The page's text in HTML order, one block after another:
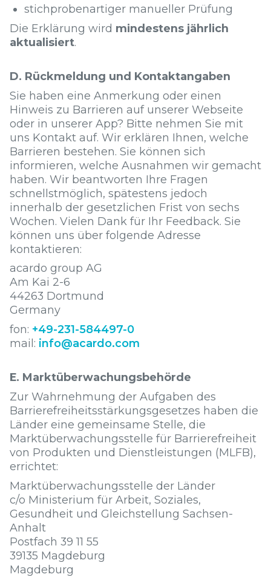
stichprobenartiger manueller Prüfung
Die Erklärung wird mindestens jährlich
aktualisiert.
D. Rückmeldung und Kontaktangaben
Sie haben eine Anmerkung oder einen
Hinweis zu Barrieren auf unserer Webseite
oder in unserer App? Bitte nehmen Sie mit
uns Kontakt auf. Wir erklären Ihnen, welche
Barrieren bestehen. Sie können sich
informieren, welche Ausnahmen wir gemacht
haben. Wir beantworten Ihre Fragen
schnellstmöglich, spätestens jedoch
innerhalb der gesetzlichen Frist von sechs
Wochen. Vielen Dank für Ihr Feedback. Sie
können uns über folgende Adresse
kontaktieren:
acardo group AG
Am Kai 2-6
44263 Dortmund
Germany
fon: +49-231-584497-0
mail: info@acardo.com
E. Marktüberwachungsbehörde
Zur Wahrnehmung der Aufgaben des
Barrierefreiheitsstärkungsgesetzes haben die
Länder eine gemeinsame Stelle, die
Marktüberwachungsstelle für Barrierefreiheit
von Produkten und Dienstleistungen (MLFB),
errichtet:
Marktüberwachungsstelle der Länder
c/o Ministerium für Arbeit, Soziales,
Gesundheit und Gleichstellung Sachsen-
Anhalt
Postfach 39 11 55
39135 Magdeburg
Magdeburg